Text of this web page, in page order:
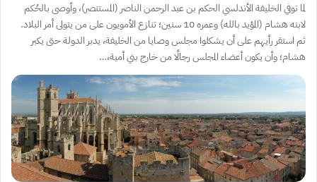
لما توفي الخليفة الأندلسي الحكم بن عبد الرحمن الناصر (المستنصر)، وأوصى بالحُكم
لابنه هشام (المؤيد بالله) وعمره 10 سنين؛ تنازع الأمويون على من يتولى أمر البلاد.
ثم استقر رأيهم على أن يشكلوا مجلس وصايا من الخليفة، يدبر الدولة حتى يكبر
هشام؛ وأن يكون أعضاء المجلس رجالًا من خارج بني أمية،…